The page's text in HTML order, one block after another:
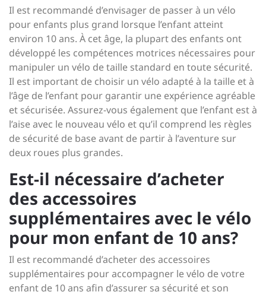
Il est recommandé d’envisager de passer à un vélo
pour enfants plus grand lorsque l’enfant atteint
environ 10 ans. À cet âge, la plupart des enfants ont
développé les compétences motrices nécessaires pour
manipuler un vélo de taille standard en toute sécurité.
Il est important de choisir un vélo adapté à la taille et à
l’âge de l’enfant pour garantir une expérience agréable
et sécurisée. Assurez-vous également que l’enfant est à
l’aise avec le nouveau vélo et qu’il comprend les règles
de sécurité de base avant de partir à l’aventure sur
deux roues plus grandes.
Est-il nécessaire d’acheter
des accessoires
supplémentaires avec le vélo
pour mon enfant de 10 ans?
Il est recommandé d’acheter des accessoires
supplémentaires pour accompagner le vélo de votre
enfant de 10 ans afin d’assurer sa sécurité et son